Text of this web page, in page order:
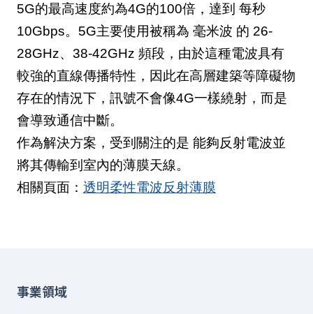
5G的最高速度約為4G的100倍，達到 每秒
10Gbps。5G主要使用被稱為 毫米波 的 26-
28GHz、38-42GHz 頻段，由於這種電波具有
較強的直線傳播特性，因此在高層建築等障礙物
存在的情況下，訊號不會像4G一樣繞射，而是
會導致通信中斷。
作為解決方案，受到關注的是 能夠反射電波並
將其傳輸到室內的薄膜天線。
相關頁面： 透明柔性電波反射薄膜
事業領域